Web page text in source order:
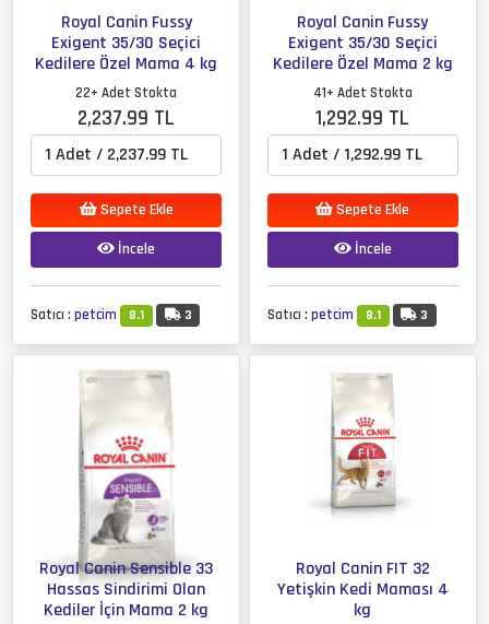
Royal Canin Fussy
Exigent 35/30 Seçici
Kedilere Özel Mama 4 kg
22+ Adet Stokta
2,237.99 TL
Sepete Ekle
İncele
Satıcı :petcim 8.1 3
Royal Canin Fussy
Exigent 35/30 Seçici
Kedilere Özel Mama 2 kg
41+ Adet Stokta
1,292.99 TL
Sepete Ekle
İncele
Satıcı : petcim 8.1 3
Royal Canin Sensible 33
Hassas Sindirimi Olan
Kediler İçin Mama 2 kg
Royal Canin FIT 32
Yetişkin Kedi Maması 4
kg